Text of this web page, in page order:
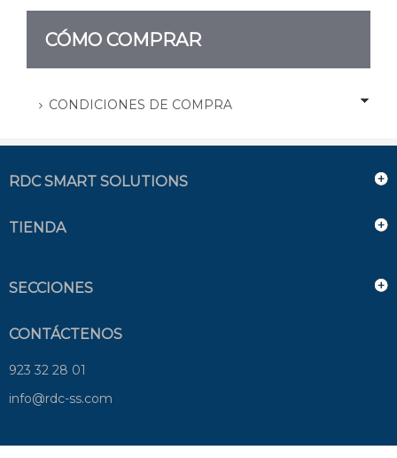
CÓMO COMPRAR
CONDICIONES DE COMPRA
RDC SMART SOLUTIONS
TIENDA
SECCIONES
CONTÁCTENOS
923 32 28 01
info@rdc-ss.com